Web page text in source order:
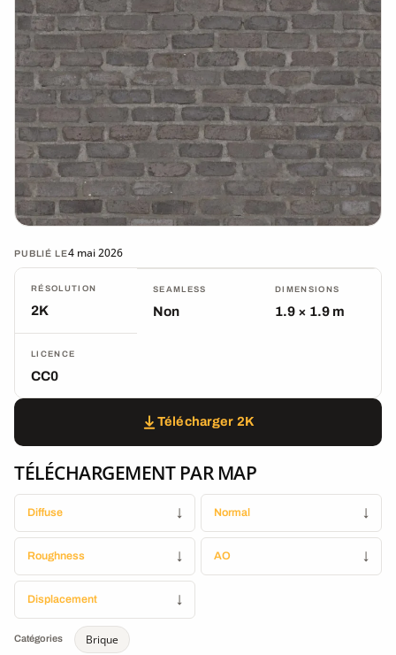
PUBLIÉ LE4 mai 2026
RÉSOLUTION
2K
SEAMLESS
Non
DIMENSIONS
1.9 × 1.9 m
LICENCE
CC0
Télécharger 2K
TÉLÉCHARGEMENT PAR MAP
Diffuse ↓ Normal ↓
Roughness ↓ AO ↓
Displacement ↓
Catégories Brique